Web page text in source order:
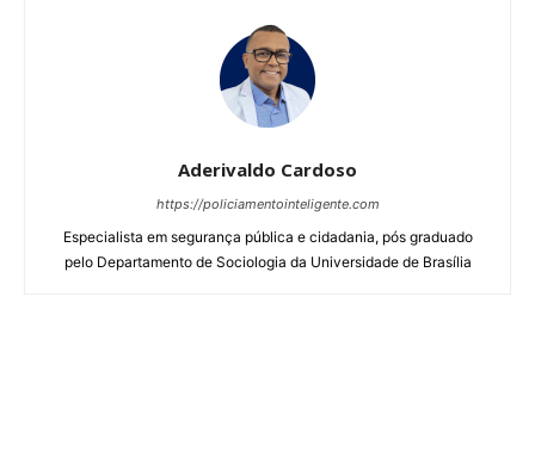
Aderivaldo Cardoso
https://policiamentointeligente.com
Especialista em segurança pública e cidadania, pós graduado
pelo Departamento de Sociologia da Universidade de Brasília